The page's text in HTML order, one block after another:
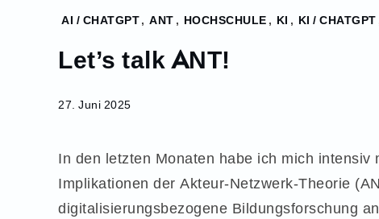
Home
Juni
Let’s
AI / CHATGPT, ANT , HOCHSCHULE , KI , KI / CHATGPT
Let’s talk ANT!
27. Juni 2025
In den letzten Monaten habe ich mich
Implikationen der Akteur-Netzwerk-Theorie
digitalisierungsbezogene Bildungsforschung